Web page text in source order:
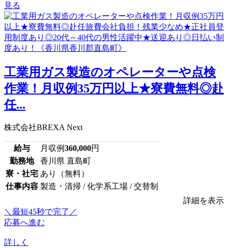
見る
工業用ガス製造のオペレーターや点検
作業！月収例35万円以上★寮費無料◎赴
任...
株式会社BREXA Next
給与 月収例360,000円
勤務地
香川県 直島町
寮・社宅 あり（無料）
仕事内容 製造・清掃 / 化学系工場 / 交替制
詳細を表示
＼最短45秒で完了／
応募へ進む
詳しく